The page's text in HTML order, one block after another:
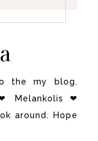
the my blog.
Melankolis ❤
around. Hope